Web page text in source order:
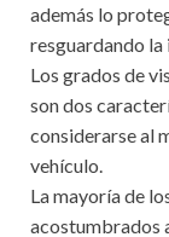
además lo
resguardando la
Los grados de
son dos
considerarse al
vehículo.
La mayoría de
acostumbrados